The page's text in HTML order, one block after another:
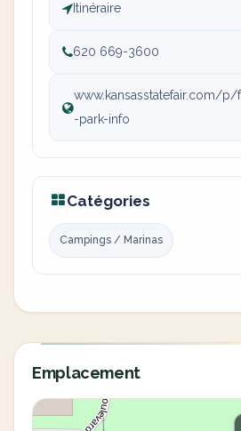
Itinéraire
620 669-3600
www.kansasstatefair.com/
-park-info
Catégories
Campings / Marinas
Emplacement